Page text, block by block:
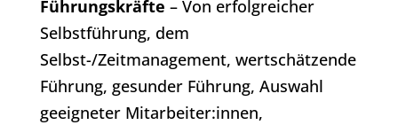
Führungskräfte – Von erfolgreicher
Selbstführung, dem
Selbst-/Zeitmanagement, wertschätzende
Führung, gesunder Führung, Auswahl
geeigneter Mitarbeiter:innen,